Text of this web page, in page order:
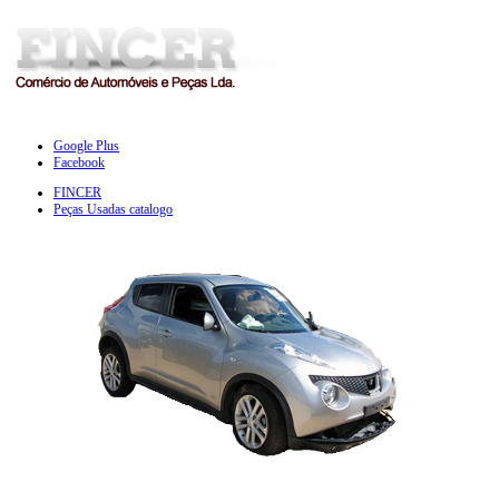
Google Plus
Facebook
FINCER
Peças Usadas catalogo